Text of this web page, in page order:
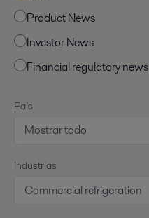
Product News
Investor News
Financial regulatory news
País
Mostrar todo
Industrias
Commercial refrigeration